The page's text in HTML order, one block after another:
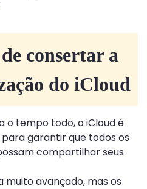
consertar a
do iCloud
o tempo todo, o iCloud é
garantir que todos os
compartilhar seus
muito avançado, mas os